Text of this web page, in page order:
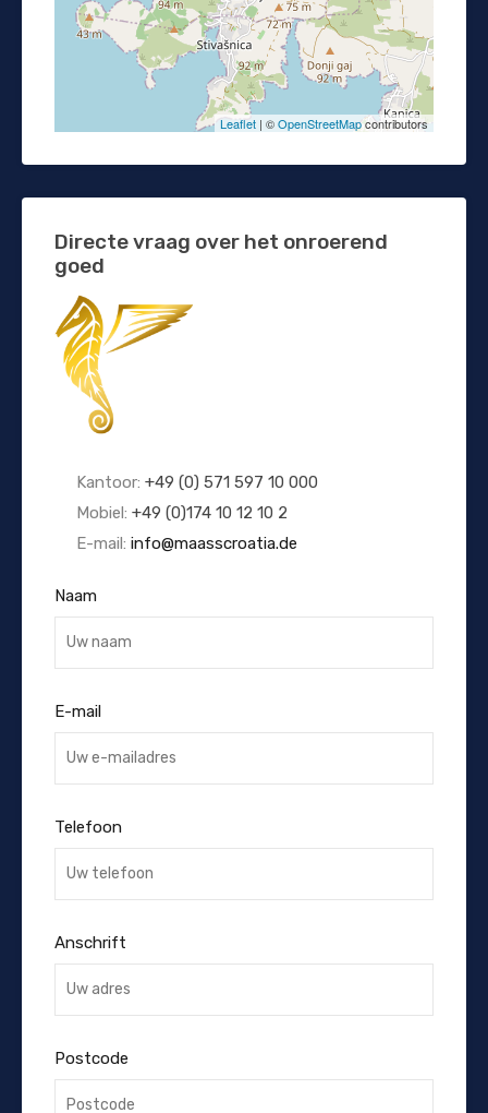
Leaflet | ©OpenStreetMapcontributors
Directe vraag over het onroerend
goed
Kantoor: +49 (0) 571 597 10 000
Mobiel: +49 (0)174 10 12 10 2
E-mail: info@maasscroatia.de
Naam
E-mail
Telefoon
Anschrift
Postcode